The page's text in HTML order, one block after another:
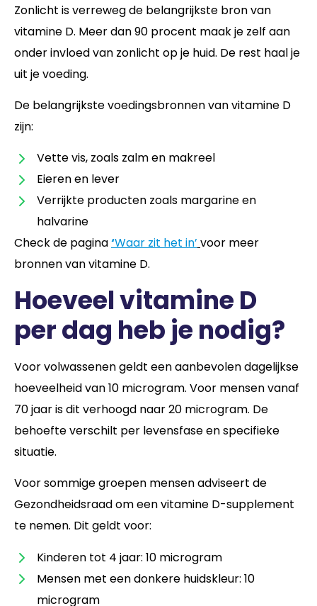
Zonlicht is verreweg de belangrijkste bron van
vitamine D. Meer dan 90 procent maak je zelf aan
onder invloed van zonlicht op je huid. De rest haal je
uit je voeding.
De belangrijkste voedingsbronnen van vitamine D
zijn:
Vette vis, zoals zalm en makreel
Eieren en lever
Verrijkte producten zoals margarine en
halvarine
Check de pagina‘Waar zit het in’ voor meer
bronnen van vitamine D.
Hoeveel vitamine D
per dag heb je nodig?
Voor volwassenen geldt een aanbevolen dagelijkse
hoeveelheid van 10 microgram. Voor mensen vanaf
70 jaar is dit verhoogd naar 20 microgram. De
behoefte verschilt per levensfase en specifieke
situatie.
Voor sommige groepen mensen adviseert de
Gezondheidsraad om een vitamine D-supplement
te nemen. Dit geldt voor:
Kinderen tot 4 jaar: 10 microgram
Mensen met een donkere huidskleur: 10
microgram